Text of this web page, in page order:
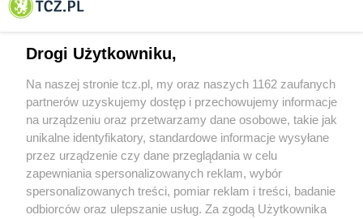
O FIRMIE POLITYKA PRYWATNOŚCI HOSTING
REKLAMA WSPÓŁPRACA RSS FACEBOOK KONTAKT
Drogi Użytkowniku,
Na naszej stronie tcz.pl, my oraz naszych 1162 zaufanych
partnerów uzyskujemy dostęp i przechowujemy informacje
na urządzeniu oraz przetwarzamy dane osobowe, takie jak
unikalne identyfikatory, standardowe informacje wysyłane
przez urządzenie czy dane przeglądania w celu
zapewniania spersonalizowanych reklam, wybór
spersonalizowanych treści, pomiar reklam i treści, badanie
odbiorców oraz ulepszanie usług. Za zgodą Użytkownika